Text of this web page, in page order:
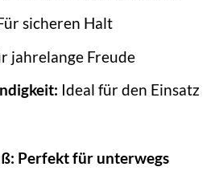
sicheren Halt
jahrelange Freude
Ideal für den Einsatz
Perfekt für unterwegs